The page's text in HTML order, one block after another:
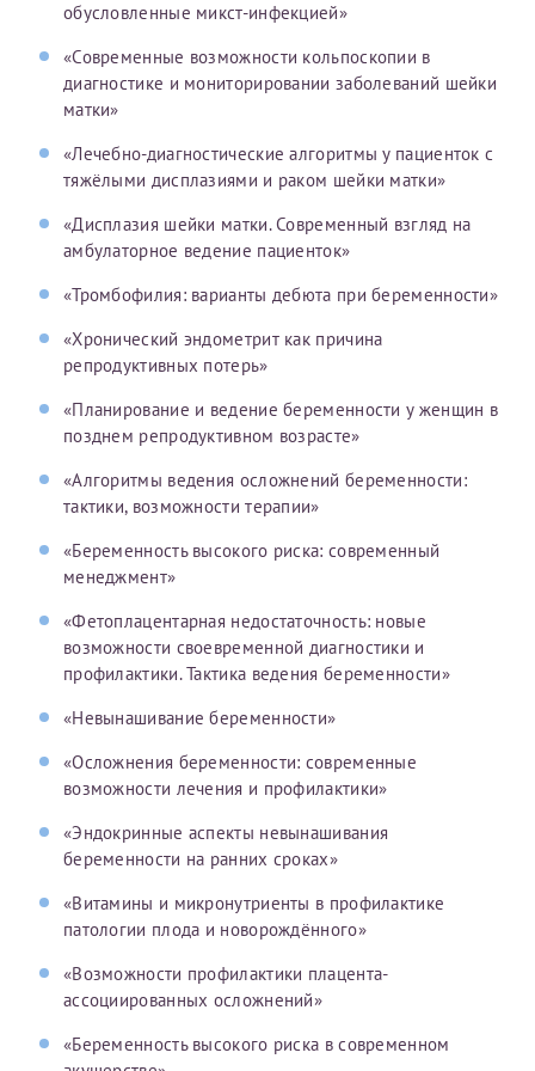
обусловленные микст-инфекцией»
«Современные возможности кольпоскопии в
диагностике и мониторировании заболеваний шейки
матки»
«Лечебно-диагностические алгоритмы у пациенток с
тяжёлыми дисплазиями и раком шейки матки»
«Дисплазия шейки матки. Современный взгляд на
амбулаторное ведение пациенток»
«Тромбофилия: варианты дебюта при беременности»
«Хронический эндометрит как причина
репродуктивных потерь»
«Планирование и ведение беременности у женщин в
позднем репродуктивном возрасте»
«Алгоритмы ведения осложнений беременности:
тактики, возможности терапии»
«Беременность высокого риска: современный
менеджмент»
«Фетоплацентарная недостаточность: новые
возможности своевременной диагностики и
профилактики. Тактика ведения беременности»
«Невынашивание беременности»
«Осложнения беременности: современные
возможности лечения и профилактики»
«Эндокринные аспекты невынашивания
беременности на ранних сроках»
«Витамины и микронутриенты в профилактике
патологии плода и новорождённого»
«Возможности профилактики плацента-
ассоциированных осложнений»
«Беременность высокого риска в современном
беременность только Евгении Федоровне!
Симкович Евгения Федоровна
Акушеры-гинекологи
19 октября 2025
Симкович Евгения Федоровна
Акушеры-гинекологи
17 апреля 2025